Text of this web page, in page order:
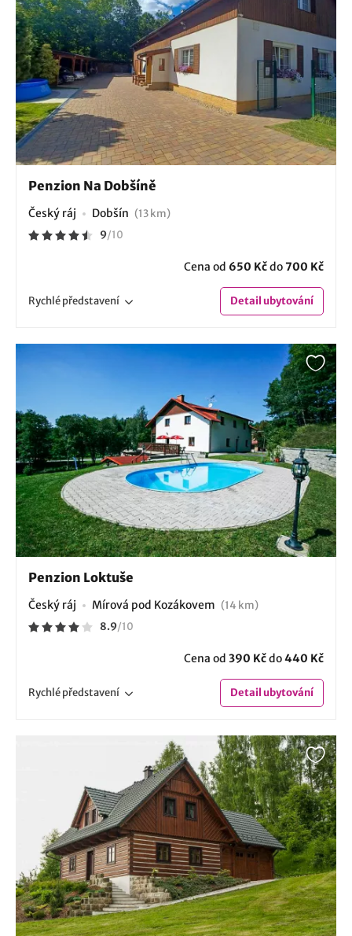
Penzion Na Dobšíně
Český ráj Dobšín (13 km)
9/10
Cena od 650 Kčdo700 Kč
Rychlépředstavení Detailubytování
Penzion Loktuše
Český ráj Mírová pod Kozákovem (14 km)
8.9/10
Cena od 390 Kčdo440 Kč
Rychlépředstavení Detailubytování